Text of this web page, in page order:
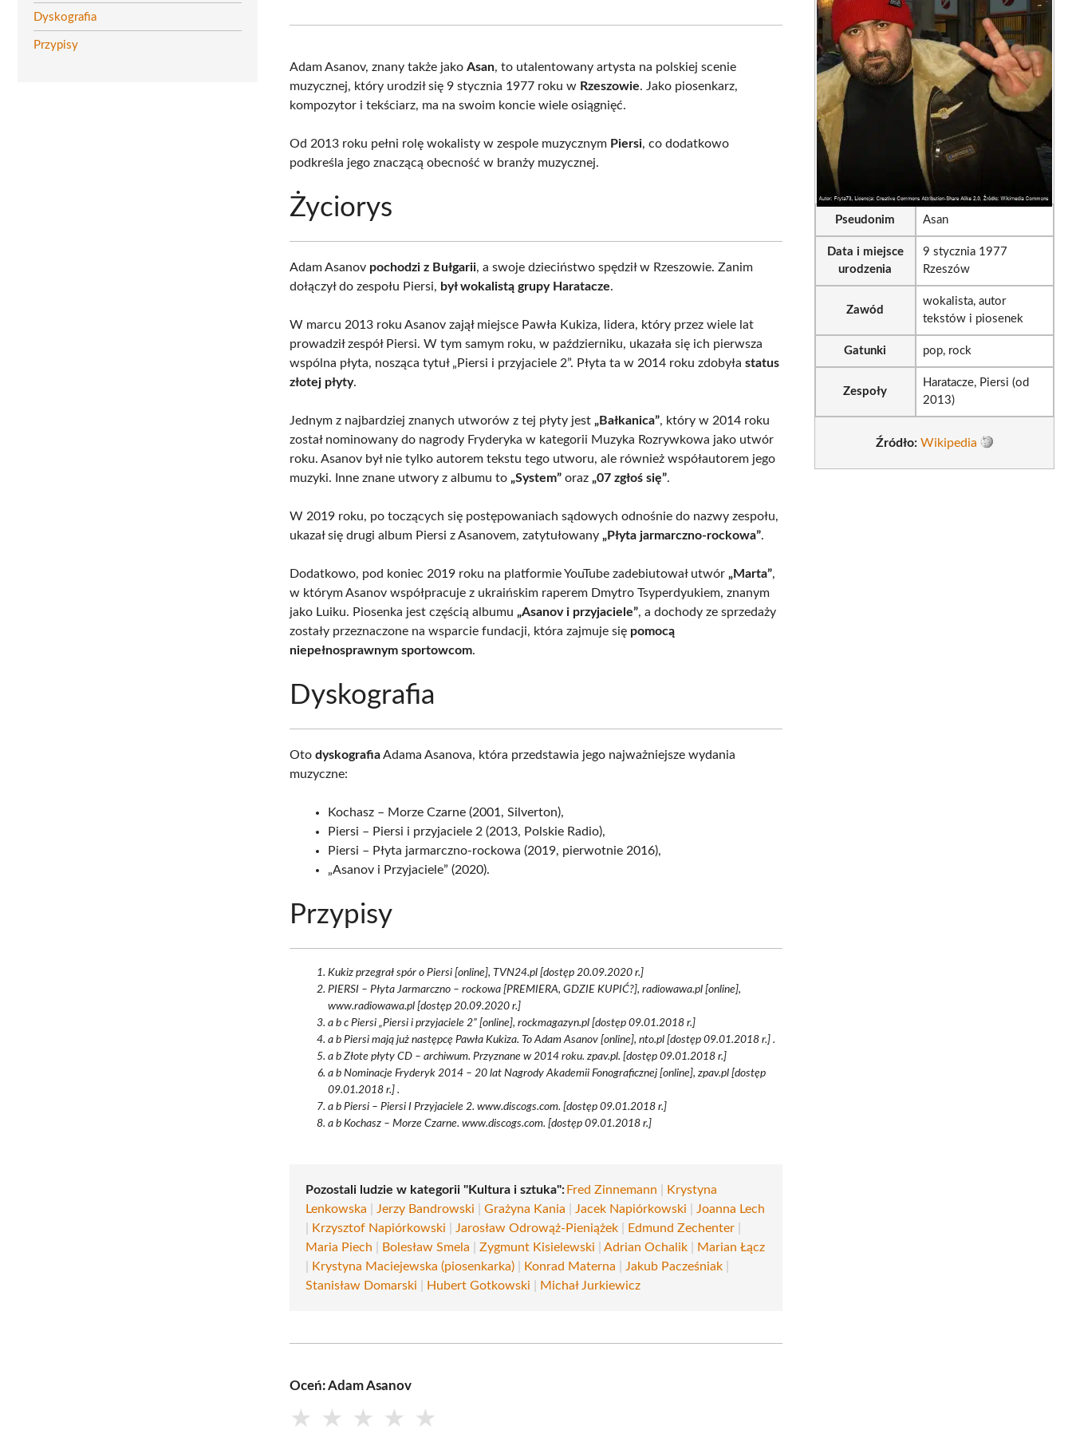
Dyskografia
Przypisy
(Twitter)
Adam Asanov, znany także jakoAsan, to utalentowany artysta na polskiej scenie
muzycznej, który urodził się 9 stycznia 1977 roku w Rzeszowie. Jako piosenkarz,
kompozytor i tekściarz, ma na swoim koncie wiele osiągnięć.
Od 2013 roku pełni rolę wokalisty w zespole muzycznym Piersi, co dodatkowo
podkreśla jego znaczącą obecność w branży muzycznej.
Życiorys
Adam Asanov pochodzi z Bułgarii, a swoje dzieciństwo spędził w Rzeszowie. Zanim
dołączył do zespołu Piersi, był wokalistą grupy Haratacze.
W marcu 2013 roku Asanov zajął miejsce Pawła Kukiza, lidera, który przez wiele lat
prowadził zespół Piersi. W tym samym roku, w październiku, ukazała się ich pierwsza
wspólna płyta, nosząca tytuł „Piersi i przyjaciele 2”. Płyta ta w 2014 roku zdobyłastatus
złotej płyty.
Jednym z najbardziej znanych utworów z tej płyty jest„Bałkanica”, który w 2014 roku
został nominowany do nagrody Fryderyka w kategorii Muzyka Rozrywkowa jako utwór
roku. Asanov był nie tylko autorem tekstu tego utworu, ale również współautorem jego
muzyki. Inne znane utwory z albumu to„System” oraz„07 zgłoś się”.
W 2019 roku, po toczących się postępowaniach sądowych odnośnie do nazwy zespołu,
ukazał się drugi album Piersi z Asanovem, zatytułowany„Płyta jarmarczno-rockowa”.
Dodatkowo, pod koniec 2019 roku na platformie YouTube zadebiutował utwór„Marta”,
w którym Asanov współpracuje z ukraińskim raperem Dmytro Tsyperdyukiem, znanym
jako Luiku. Piosenka jest częścią albumu„Asanov i przyjaciele”, a dochody ze sprzedaży
zostały przeznaczone na wsparcie fundacji, która zajmuje się pomocą
niepełnosprawnym sportowcom.
Dyskografia
OtodyskografiaAdama Asanova, która przedstawia jego najważniejsze wydania
muzyczne:
Kochasz – Morze Czarne (2001, Silverton),
Piersi – Piersi i przyjaciele 2 (2013, Polskie Radio),
Piersi – Płyta jarmarczno-rockowa (2019, pierwotnie 2016),
„Asanov i Przyjaciele” (2020).
Przypisy
Kukiz przegrał spór o Piersi [online], TVN24.pl [dostęp 20.09.2020 r.]
PIERSI – Płyta Jarmarczno – rockowa [PREMIERA, GDZIE KUPIĆ?], radiowawa.pl [online],
www.radiowawa.pl [dostęp 20.09.2020 r.]
a b c Piersi „Piersi i przyjaciele 2” [online], rockmagazyn.pl [dostęp 09.01.2018 r.]
a b Piersi mają już następcę Pawła Kukiza. To Adam Asanov [online], nto.pl [dostęp 09.01.2018 r.] .
a b Złote płyty CD – archiwum. Przyznane w 2014 roku. zpav.pl. [dostęp 09.01.2018 r.]
a b Nominacje Fryderyk 2014 – 20 lat Nagrody Akademii Fonograficznej [online], zpav.pl [dostęp
09.01.2018 r.] .
a b Piersi – Piersi I Przyjaciele 2. www.discogs.com. [dostęp 09.01.2018 r.]
a b Kochasz – Morze Czarne. www.discogs.com. [dostęp 09.01.2018 r.]
Pozostali ludzie w kategorii "Kultura i sztuka":Fred Zinnemann
Krystyna
Lenkowska
Jerzy Bandrowski |Grażyna Kania Jacek Napiórkowski
Joanna Lech
Krzysztof Napiórkowski Jarosław Odrowąż-Pieniążek Edmund Zechenter
Maria Piech
Bolesław Smela |Zygmunt Kisielewski |Adrian Ochalik
Marian Łącz
Krystyna Maciejewska (piosenkarka) Konrad Materna Jakub Pacześniak
Stanisław Domarski
Hubert Gotkowski Michał Jurkiewicz
Oceń: Adam Asanov
★ ★ ★ ★ ★
Pseudonim Asan
Data i miejsce
urodzenia
9 stycznia 1977
Rzeszów
Zawód
wokalista, autor
tekstów i piosenek
Gatunki pop, rock
Zespoły
Haratacze, Piersi (od
2013)
Źródło: Wikipedia